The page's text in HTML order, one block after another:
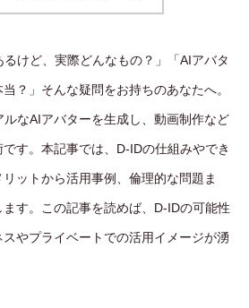
るけど、実際どんなもの？」「AIアバタ
？」そんな疑問をお持ちのあなたへ。
なAIアバターを生成し、動画制作など
す。本記事では、D-IDの仕組みやでき
ットから活用事例、倫理的な問題ま
す。この記事を読めば、D-IDの可能性
やプライベートでの活用イメージが湧